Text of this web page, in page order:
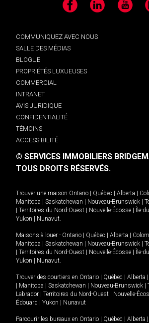
Facebook LinkedIn YouTube
COMMUNIQUEZ AVEC NOUS
SALLE DES MÉDIAS
BLOGUE
PROPRIÉTÉS LUXUEUSES
COMMERCIAL
INTRANET
AVIS JURIDIQUE
CONFIDENTIALITÉ
TÉMOINS
ACCESSIBILITÉ
© SERVICES IMMOBILIERS
TOUS DROITS RÉSERVÉS.
Trouver une maison Ontario | Québec | Alberta |
Manitoba | Saskatchewan | Nouveau-Brunswick |
| Territoires du Nord-Ouest | Nouvelle-Écosse | Île-
Yukon | Nunavut
Maisons à louer - Ontario | Québec | Alberta |
Manitoba | Saskatchewan | Nouveau-Brunswick |
| Territoires du Nord-Ouest | Nouvelle-Écosse | Île-
Yukon | Nunavut
Trouver des courtiers en Ontario | Québec | Alberta |
| Manitoba | Saskatchewan | Nouveau-Brunswick |
Labrador | Territoires du Nord-Ouest | Nouvelle-
Édouard | Yukon | Nunavut
Parcourir les bureaux en Ontario | Québec | Alberta |